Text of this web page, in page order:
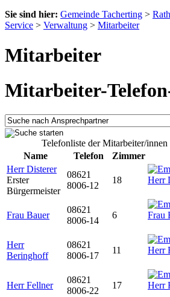
Sie sind hier: Gemeinde Tacherting >
Service > Verwaltung > Mitarbeiter
Mitarbeiter
Mitarbeiter-
Telefonliste der Mitarbeiter/
Name
Telefon Zimmer
Herr Disterer
Erster
Bürgermeister
08621
8006-12
18
Frau Bauer
08621
8006-14
6
Herr
Beringhoff
08621
8006-17
11
Herr Fellner
08621
8006-22
17